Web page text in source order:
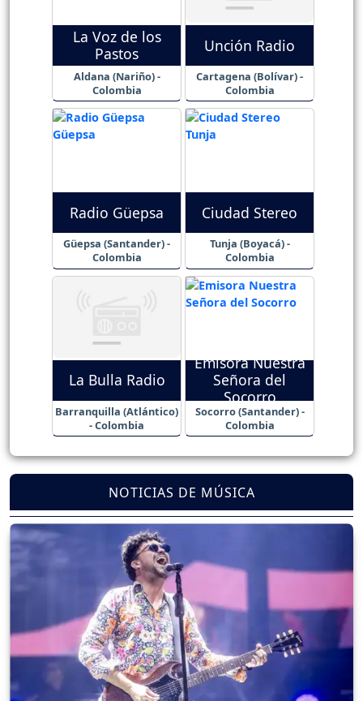
La Voz de los
Pastos
Aldana (Nariño) -
Colombia
Unción Radio
Cartagena (Bolívar) -
Colombia
Radio Güepsa
Güepsa (Santander) -
Colombia
Ciudad Stereo
Tunja (Boyacá) -
Colombia
La Bulla Radio
Barranquilla (Atlántico)
- Colombia
Emisora Nuestra
Señora del
Socorro
Socorro (Santander) -
Colombia
NOTICIAS DE MÚSICA